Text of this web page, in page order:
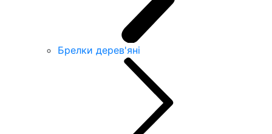
Брелки дерев'яні